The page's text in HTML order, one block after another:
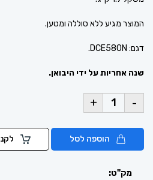
המוצר מגיע ללא סוללה ומטען.
דגם: DCE580N.
שנה אחריות על ידי היבואן.
-
+
הוספה לסל
מק"ט: